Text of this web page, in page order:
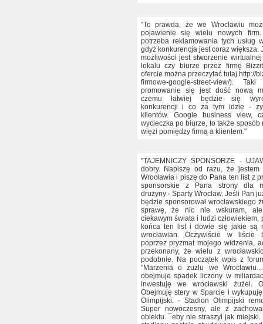
"To prawda, że we Wrocławiu
pojawienie się wielu nowych
potrzeba reklamowania tych usług
gdyż konkurencja jest coraz większa.
możliwości jest stworzenie
lokalu czy biurze przez firmę
ofercie można przeczytać tutaj http://
firmowe-google-street-view/).
promowanie się jest dość nową
czemu łatwiej będzie się
konkurencji i co za tym idzie -
klientów. Google business view,
wycieczka po biurze, to także sposób
więzi pomiędzy firmą a klientem."
"TAJEMNICZY SPONSORZE -
dobry. Napiszę od razu, że
Wrocławia i piszę do Pana ten list z
sponsorskie z Pana strony dla
drużyny - Sparty Wrocław. Jeśli Pan
będzie sponsorował wrocławskiego
sprawę, że nic nie wskuram,
ciekawym świata i ludzi człowiekiem,
końca ten list i dowie się jakie są
wrocławian. Oczywiście w liście
poprzez pryzmat mojego widzenia,
przekonany, że wielu z
podobnie. Na początek wpis z
"Marzenia o żużlu we
obejmuje spadek liczony w
inwestuję we wrocławski żużel.
Obejmuję stery w Sparcie i
Olimpijski. - Stadion Olimpijski
Super nowoczesny, ale z
obiektu. ¯eby nie straszył jak